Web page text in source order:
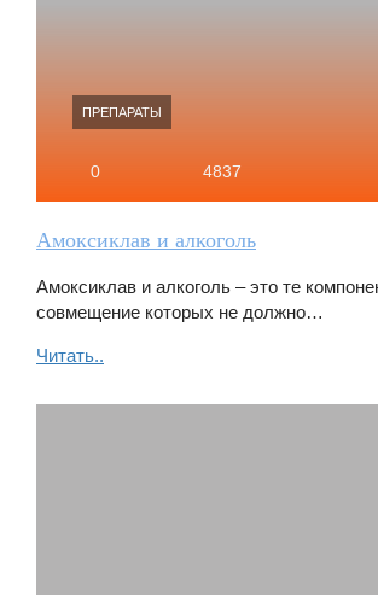
ПРЕПАРАТЫ
0 4837
Амоксиклав и алкоголь
Амоксиклав и алкоголь – это те
совмещение которых не должно…
Читать..